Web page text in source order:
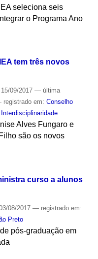
seleciona seis
o Programa Ano
tem três novos
09/2017 — última
em: Conselho
Interdisciplinaridade
Alves Fungaro e
são os novos
curso a alunos
08/2017 — registrado em:
Preto
pós-graduação em